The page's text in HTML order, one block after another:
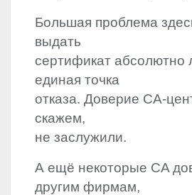
Большая проблема
выдать
сертификат
единая точка
отказа. Доверие CA-
скажем,
не заслужили.
А ещё некоторые CA
другим фирмам,